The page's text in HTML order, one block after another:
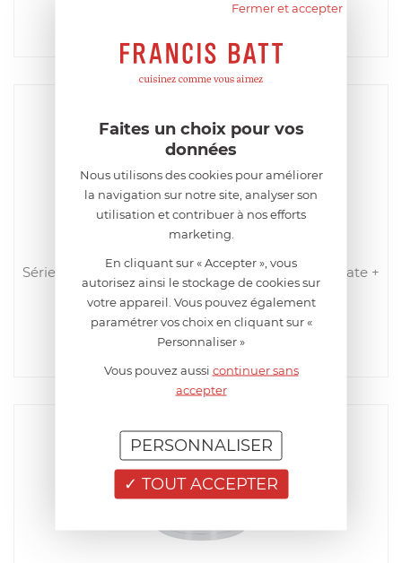
€
Comparer
Acheter
Série de de 3 casseroles 16 à 20 cm amovibles Strate +
1 poignée inox
EN STOCK - ENVOI SOUS 24/48H
359,00€
Fermer et accepter
Faites un choix pour vos
données
Nous utilisons des cookies pour améliorer
la navigation sur notre site, analyser son
utilisation et contribuer à nos efforts
marketing.
En cliquant sur « Accepter », vous
autorisez ainsi le stockage de cookies sur
votre appareil. Vous pouvez également
paramétrer vos choix en cliquant sur «
Personnaliser »
Vous pouvez aussi continuer sans
accepter
TOUT ACCEPTER
PERSONNALISER